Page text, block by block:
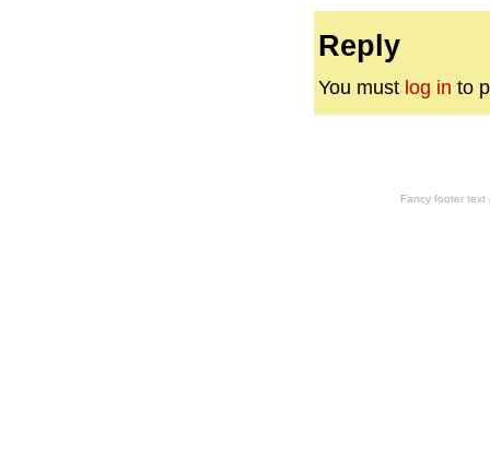
Reply
You must log in to
Fancy footer